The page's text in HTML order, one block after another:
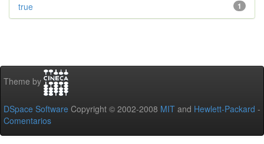
1
true
Theme by
DSpace Software Copyright © 2002-2008 MIT and Hewlett-Packard -
Comentarios